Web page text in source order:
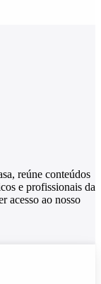
reúne conteúdos
e profissionais da
acesso ao nosso